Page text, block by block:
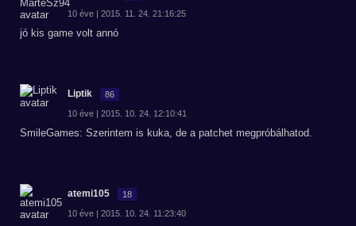
10 éve | 2015. 11. 24. 21:16:25
jó kis game volt annó
Liptik 86
10 éve | 2015. 10. 24. 12:10:41
SmileGames: Szerintem is kuka, de a patchet megpróbálhatod.
atemi105 18
10 éve | 2015. 10. 24. 11:23:40